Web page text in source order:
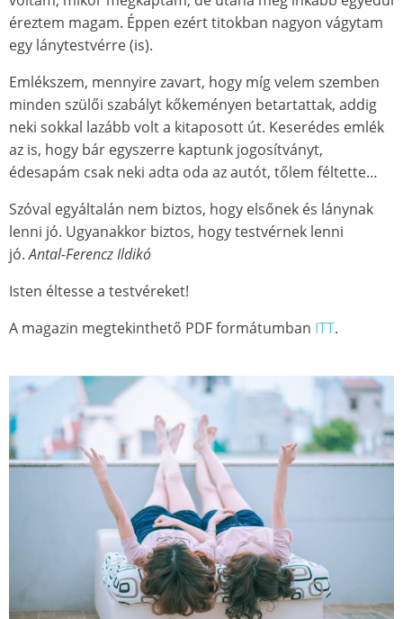
éreztem magam. Éppen ezért titokban nagyon vágytam
egy lánytestvérre (is).
Emlékszem, mennyire zavart, hogy míg velem szemben
minden szülői szabályt kőkeményen betartattak, addig
neki sokkal lazább volt a kitaposott út. Keserédes emlék
az is, hogy bár egyszerre kaptunk jogosítványt,
édesapám csak neki adta oda az autót, tőlem féltette…
Szóval egyáltalán nem biztos, hogy elsőnek és lánynak
lenni jó. Ugyanakkor biztos, hogy testvérnek lenni
jó.Antal-Ferencz Ildikó
Isten éltesse a testvéreket!
A magazin megtekinthető PDF formátumban ITT.